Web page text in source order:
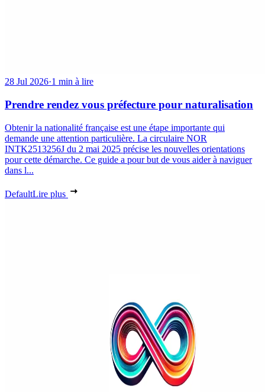
28 Jul 2026·1 min à lire
Prendre rendez vous préfecture pour naturalisation
Obtenir la nationalité française est une étape importante qui
demande une attention particulière. La circulaire NOR
INTK2513256J du 2 mai 2025 précise les nouvelles orientations
pour cette démarche. Ce guide a pour but de vous aider à naviguer
dans l...
DefaultLire plus